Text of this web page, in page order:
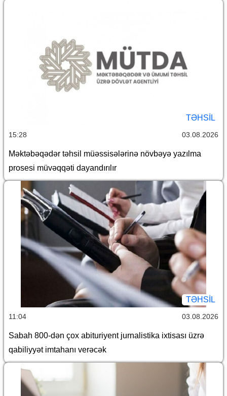
TƏHSIL
15:28 03.08.2026
Məktəbəqədər təhsil müəssisələrinə növbəyə yazılma
prosesi müvəqqəti dayandırılır
TƏHSIL
11:04 03.08.2026
Sabah 800-dən çox abituriyent jurnalistika ixtisası üzrə
qabiliyyət imtahanı verəcək